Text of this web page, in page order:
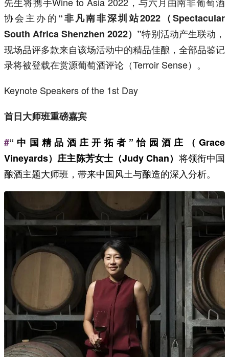
协会主办的“非凡南非深圳站2022（Spectacular
South Africa Shenzhen 2022）”特别活动产生联动，
现场品评多款来自该场活动中的精品佳酿，全部品鉴记
录将被登载在赏源葡萄酒评论（Terroir Sense）。
Keynote Speakers of the 1st Day
首日大师班重磅嘉宾
#“中国精品酒庄开拓者”怡园酒庄（Grace
Vineyards）庄主陈芳女士（Judy Chan） 将领衔中国
酿酒主题大师班，带来中国风土与酿造的深入分析。